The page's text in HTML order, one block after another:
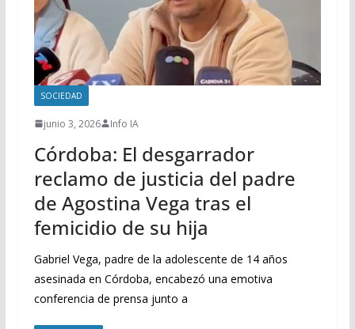
SOCIEDAD
junio 3, 2026 Info IA
Córdoba: El desgarrador
reclamo de justicia del padre
de Agostina Vega tras el
femicidio de su hija
Gabriel Vega, padre de la adolescente de 14 años
asesinada en Córdoba, encabezó una emotiva
conferencia de prensa junto a